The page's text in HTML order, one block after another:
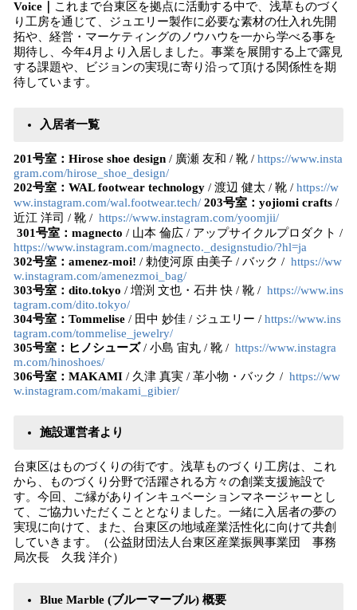
Voice｜
これまで台東区を拠点に活動する中で、浅草ものづく
り工房を通じて、ジュエリー製作に必要な素材の仕入れ先開
拓や、経営・マーケティングのノウハウを一から学べる事を
期待し、今年4月より入居しました。事業を展開する上で露見
する課題や、ビジョンの実現に寄り沿って頂ける関係性を期
待しています。
入居者一覧
201号室：Hirose shoe design / 廣瀬 友和 / 靴 / https://www.insta
gram.com/hirose_shoe_design/
202号室：WAL footwear technology / 渡辺 健太 / 靴 / https://w
ww.instagram.com/wal.footwear.tech/ 203号室：yojiomi crafts /
近江 洋司 / 靴 / https://www.instagram.com/yoomjii/
301号室：magnecto / 山本 倫広 / アップサイクルプロダクト /
https://www.instagram.com/magnecto._designstudio/?hl=ja
302号室：amenez-moi! / 勅使河原 由美子 / バック / https://ww
w.instagram.com/amenezmoi_bag/
303号室：dito.tokyo / 増渕 文也・石井 快 / 靴 / https://www.ins
tagram.com/dito.tokyo/
304号室：Tommelise / 田中 妙佳 / ジュエリー / https://www.ins
tagram.com/tommelise_jewelry/
305号室：ヒノシューズ/ 小島 宙丸 / 靴 / https://www.instagra
m.com/hinoshoes/
306号室：MAKAMI / 久津 真実 / 革小物・バック / https://ww
w.instagram.com/makami_gibier/
施設運営者より
台東区はものづくりの街です。浅草ものづくり工房は、これ
から、ものづくり分野で活躍される方々の創業支援施設で
す。今回、ご縁がありインキュベーションマネージャーとし
て、ご協力いただくこととなりました。一緒に入居者の夢の
実現に向けて、また、台東区の地域産業活性化に向けて共創
していきます。（公益財団法人台東区産業振興事業団 事務
局次長 久我 洋介）
Blue Marble (ブルーマーブル) 概要